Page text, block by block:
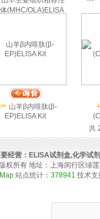
(MHC/OLA)ELISA
山羊β内啡肽(β-
EP)ELISA Kit
共
经营： ELISA试剂盒,化学试
版权所有 地址：上海闵行区绿
站点统计： 378941 技术支